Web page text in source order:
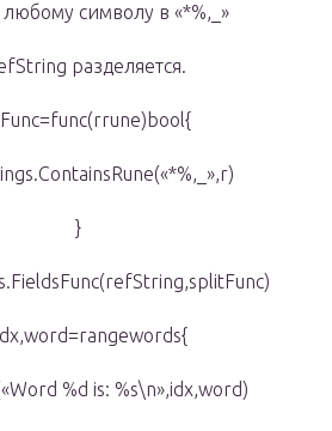
символу в «*%,_»
разделяется.
}
%d is: %s\n»,idx,word)